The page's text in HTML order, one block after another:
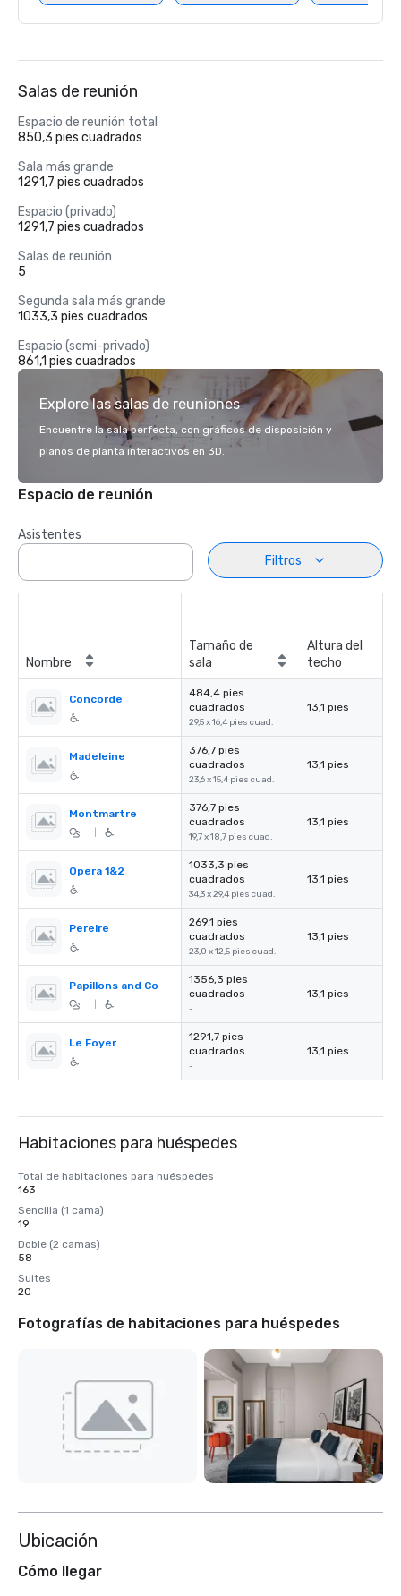
Salas de reunión
Espacio de reunión total
850,3 pies cuadrados
Sala más grande
1291,7 pies cuadrados
Espacio (privado)
1291,7 pies cuadrados
Salas de reunión
5
Segunda sala más grande
1033,3 pies cuadrados
Espacio (semi-privado)
861,1 pies cuadrados
Explore las salas de reuniones
Encuentre la sala perfecta, con gráficos de disposición y
planos de planta interactivos en 3D.
Espacio de reunión
Asistentes
Filtros
Nombre
Tamaño de
sala
Altura del
techo
Concorde
484,4 pies
cuadrados
29,5 x 16,4 pies cuad.
13,1 pies
Madeleine
376,7 pies
cuadrados
23,6 x 15,4 pies cuad.
13,1 pies
Montmartre
376,7 pies
cuadrados
19,7 x 18,7 pies cuad.
13,1 pies
Opera 1&2
1033,3 pies
cuadrados
34,3 x 29,4 pies cuad.
13,1 pies
Pereire
269,1 pies
cuadrados
23,0 x 12,5 pies cuad.
13,1 pies
Papillons and Co
1356,3 pies
cuadrados
-
13,1 pies
Le Foyer
1291,7 pies
cuadrados
-
13,1 pies
Habitaciones para huéspedes
Total de habitaciones para huéspedes
163
Sencilla (1 cama)
19
Doble (2 camas)
58
Suites
20
Fotografías de habitaciones para huéspedes
Ubicación
Cómo llegar